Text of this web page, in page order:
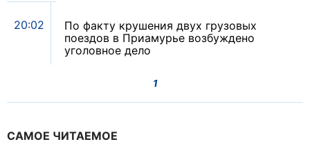
САМОЕ ЧИТАЕМОЕ
20:02
По факту крушения двух грузовых
поездов в Приамурье возбуждено
уголовное дело
1